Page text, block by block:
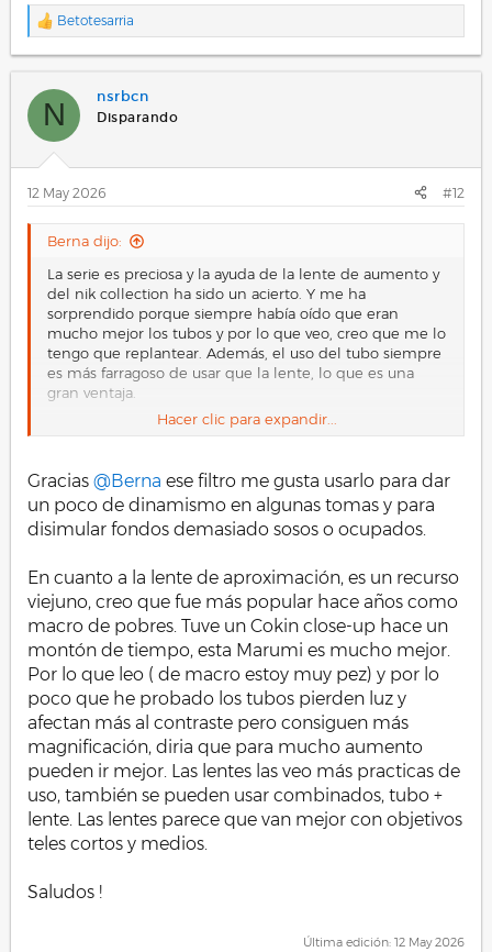
R
a
c
o
e
s
:
Betotesarria
N
nsrbcn
Disparando
12 May 2026 #12
Berna dijo:
La serie es preciosa y la ayuda de la lente de aumento y
del nik collection ha sido un acierto. Y me ha
sorprendido porque siempre había oído que eran
mucho mejor los tubos y por lo que veo, creo que me lo
tengo que replantear. Además, el uso del tubo siempre
es más farragoso de usar que la lente, lo que es una
gran ventaja.
Lo dicho, que te han quedado fabulosas. Saludos.
Hacer clic para expandir...
Gracias @Berna ese filtro me gusta usarlo para dar
un poco de dinamismo en algunas tomas y para
disimular fondos demasiado sosos o ocupados.
En cuanto a la lente de aproximación, es un recurso
viejuno, creo que fue más popular hace años como
macro de pobres. Tuve un Cokin close-up hace un
montón de tiempo, esta Marumi es mucho mejor.
Por lo que leo ( de macro estoy muy pez) y por lo
poco que he probado los tubos pierden luz y
afectan más al contraste pero consiguen más
magnificación, diria que para mucho aumento
pueden ir mejor. Las lentes las veo más practicas de
uso, también se pueden usar combinados, tubo +
lente. Las lentes parece que van mejor con objetivos
teles cortos y medios.
Saludos !
Última edición: 12 May 2026